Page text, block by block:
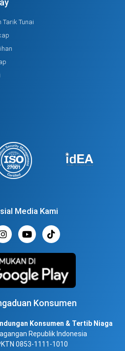
Tarik Tunai
Media Kami
Konsumen
Konsumen & Tertib Niaga
Republik Indonesia
0853-1111-1010